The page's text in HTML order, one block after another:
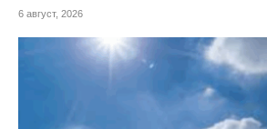
6 август, 2026